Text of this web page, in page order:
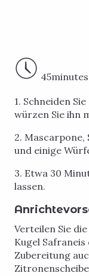
45minutes
1. Schneiden
würzen Sie ihn
2. Mascarpone,
und einige
3. Etwa 30
lassen.
Verteilen Sie
Kugel
Zubereitung